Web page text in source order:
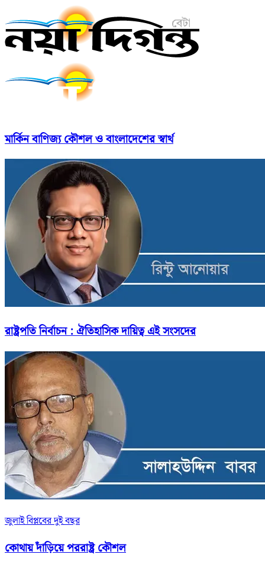
মার্কিন বাণিজ্য কৌশল ও বাংলাদেশের স্বার্থ
রাষ্ট্রপতি নির্বাচন : ঐতিহাসিক দায়িত্ব এই সংসদের
জুলাই বিপ্লবের দুই বছর
কোথায় দাঁড়িয়ে পররাষ্ট্র কৌশল